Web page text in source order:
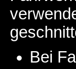
Bei